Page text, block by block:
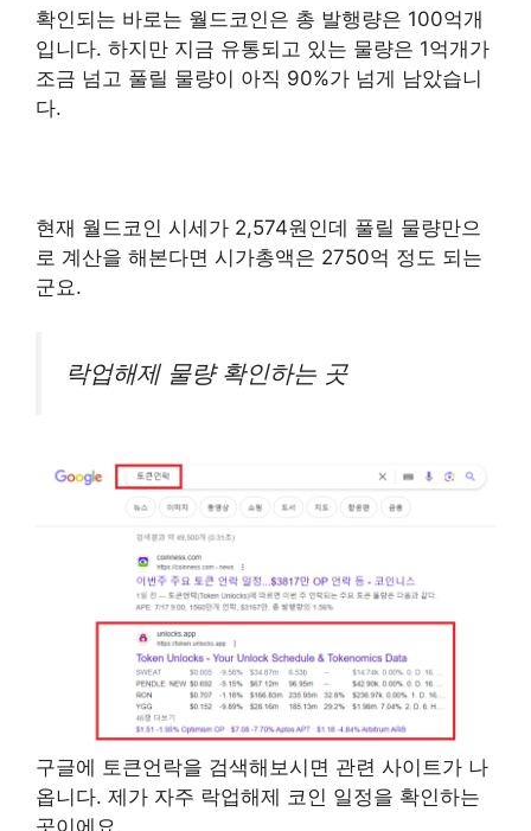
확인되는 바로는 월드코인은 총 발행량은 100억개
입니다. 하지만 지금 유통되고 있는 물량은 1억개가
조금 넘고 풀릴 물량이 아직 90%가 넘게 남았습니
다.
현재 월드코인 시세가 2,574원인데 풀릴 물량만으
로 계산을 해본다면 시가총액은 2750억 정도 되는
군요.
락업해제 물량 확인하는 곳
구글에 토큰언락을 검색해보시면 관련 사이트가 나
옵니다. 제가 자주 락업해제 코인 일정을 확인하는